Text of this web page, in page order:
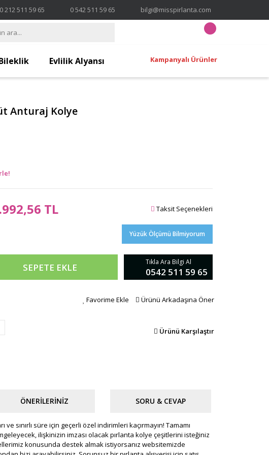
0 212 511 59 65 0 542 511 59 65 bilgi@misspirlanta.com
Evlilik Alyansı Kampanyalı Ürünler
Anturaj Kolye
TL Taksit Seçenekleri
Yüzük Ölçümü Bilmiyorum
SEPETE EKLE Tıkla Ara Bilgi Al
0542 511 59 65
Favorime Ekle Ürünü Arkadaşına Öner
Ürünü Karşılaştır
ÖNERILERINIZ SORU & CEVAP
sınırlı süre için geçerli özel indirimleri kaçırmayın! Tamamı
ilişkinizin imzası olacak pırlanta kolye çeşitlerini isteğiniz
konusunda destek almak istiyorsanız websitemizde